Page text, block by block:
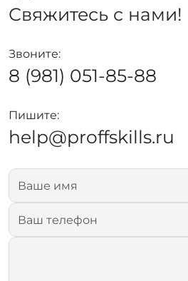
Свяжитесь с нами!
Звоните:
8 (981) 051-85-88
Пишите:
help@proffskills.ru